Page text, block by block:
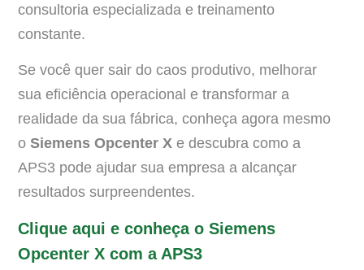
consultoria especializada e treinamento
constante.
Se você quer sair do caos produtivo, melhorar
sua eficiência operacional e transformar a
realidade da sua fábrica, conheça agora mesmo
o Siemens Opcenter X e descubra como a
APS3 pode ajudar sua empresa a alcançar
resultados surpreendentes.
Clique aqui e conheça o Siemens
Opcenter X com a APS3